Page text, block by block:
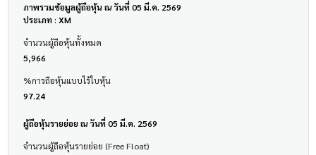
ภาพรวมข้อมูลผู้ถือหุ้น ณ วันที่ 05 มี.ค. 2569
ประเภท : XM
จำนวนผู้ถือหุ้นทั้งหมด
5,966
%การถือหุ้นแบบไร้ใบหุ้น
97.24
ผู้ถือหุ้นรายย่อย ณ วันที่ 05 มี.ค. 2569
จำนวนผู้ถือหุ้นรายย่อย (Free Float)